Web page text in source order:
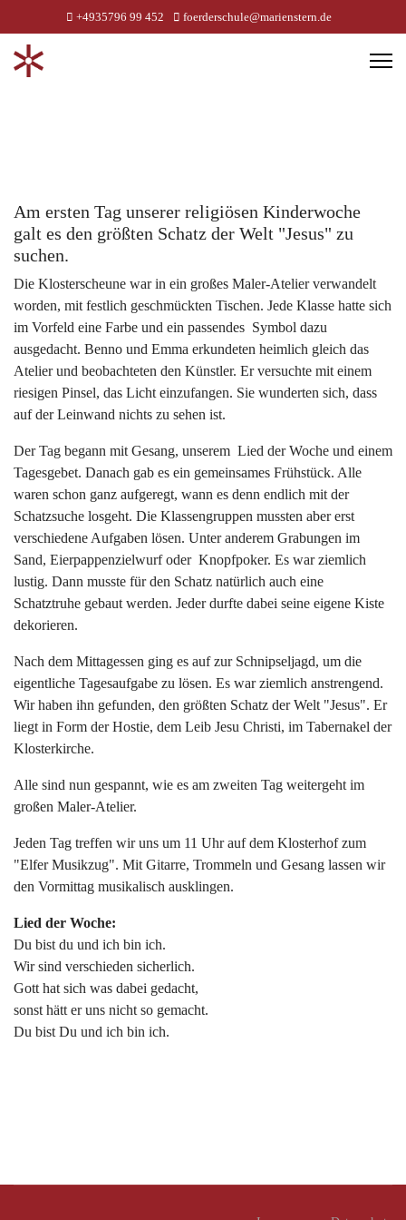
+4935796 99 452 foerderschule@marienstern.de
Am ersten Tag unserer religiösen Kinderwoche
galt es den größten Schatz der Welt "Jesus" zu
suchen.
Die Klosterscheune war in ein großes Maler-Atelier verwandelt
worden, mit festlich geschmückten Tischen. Jede Klasse hatte sich
im Vorfeld eine Farbe und ein passendes Symbol dazu
ausgedacht. Benno und Emma erkundeten heimlich gleich das
Atelier und beobachteten den Künstler. Er versuchte mit einem
riesigen Pinsel, das Licht einzufangen. Sie wunderten sich, dass
auf der Leinwand nichts zu sehen ist.
Der Tag begann mit Gesang, unserem Lied der Woche und einem
Tagesgebet. Danach gab es ein gemeinsames Frühstück. Alle
waren schon ganz aufgeregt, wann es denn endlich mit der
Schatzsuche losgeht. Die Klassengruppen mussten aber erst
verschiedene Aufgaben lösen. Unter anderem Grabungen im
Sand, Eierpappenzielwurf oder Knopfpoker. Es war ziemlich
lustig. Dann musste für den Schatz natürlich auch eine
Schatztruhe gebaut werden. Jeder durfte dabei seine eigene Kiste
dekorieren.
Nach dem Mittagessen ging es auf zur Schnipseljagd, um die
eigentliche Tagesaufgabe zu lösen. Es war ziemlich anstrengend.
Wir haben ihn gefunden, den größten Schatz der Welt "Jesus". Er
liegt in Form der Hostie, dem Leib Jesu Christi, im Tabernakel der
Klosterkirche.
Alle sind nun gespannt, wie es am zweiten Tag weitergeht im
großen Maler-Atelier.
Jeden Tag treffen wir uns um 11 Uhr auf dem Klosterhof zum
"Elfer Musikzug". Mit Gitarre, Trommeln und Gesang lassen wir
den Vormittag musikalisch ausklingen.
Lied der Woche:
Du bist du und ich bin ich.
Wir sind verschieden sicherlich.
Gott hat sich was dabei gedacht,
sonst hätt er uns nicht so gemacht.
Du bist Du und ich bin ich.